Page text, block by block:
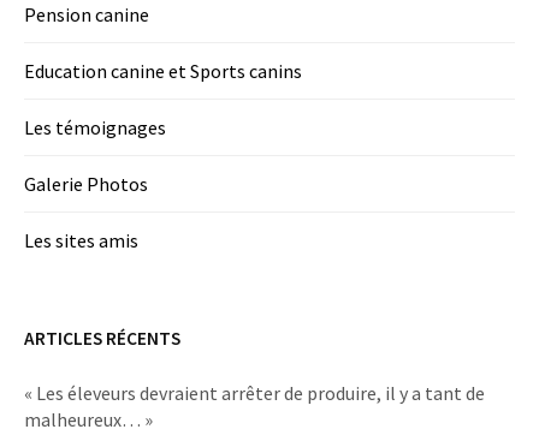
Pension canine
Education canine et Sports canins
Les témoignages
Galerie Photos
Les sites amis
ARTICLES RÉCENTS
« Les éleveurs devraient arrêter de produire, il y a tant de
malheureux… »